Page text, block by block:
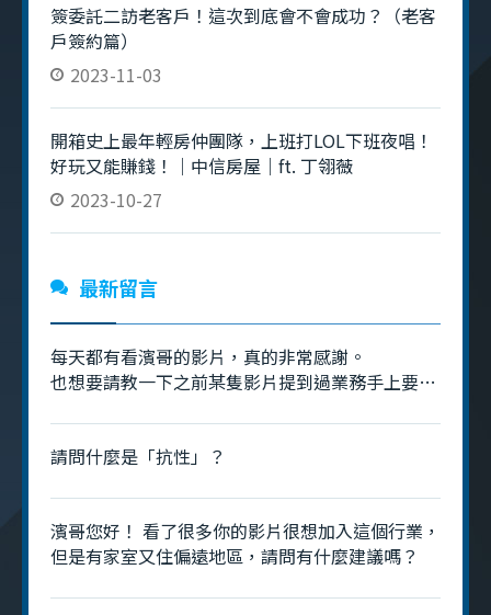
簽委託二訪老客戶！這次到底會不會成功？（老客
戶簽約篇）
2023-11-03
開箱史上最年輕房仲團隊，上班打LOL下班夜唱！
好玩又能賺錢！｜中信房屋｜ft. 丁翎薇
2023-10-27
最新留言
每天都有看濱哥的影片，真的非常感謝。
也想要請教一下之前某隻影片提到過業務手上要有
嗎？
請問什麼是「抗性」？
濱哥您好！ 看了很多你的影片很想加入這個行業，
但是有家室又住偏遠地區，請問有什麼建議嗎？